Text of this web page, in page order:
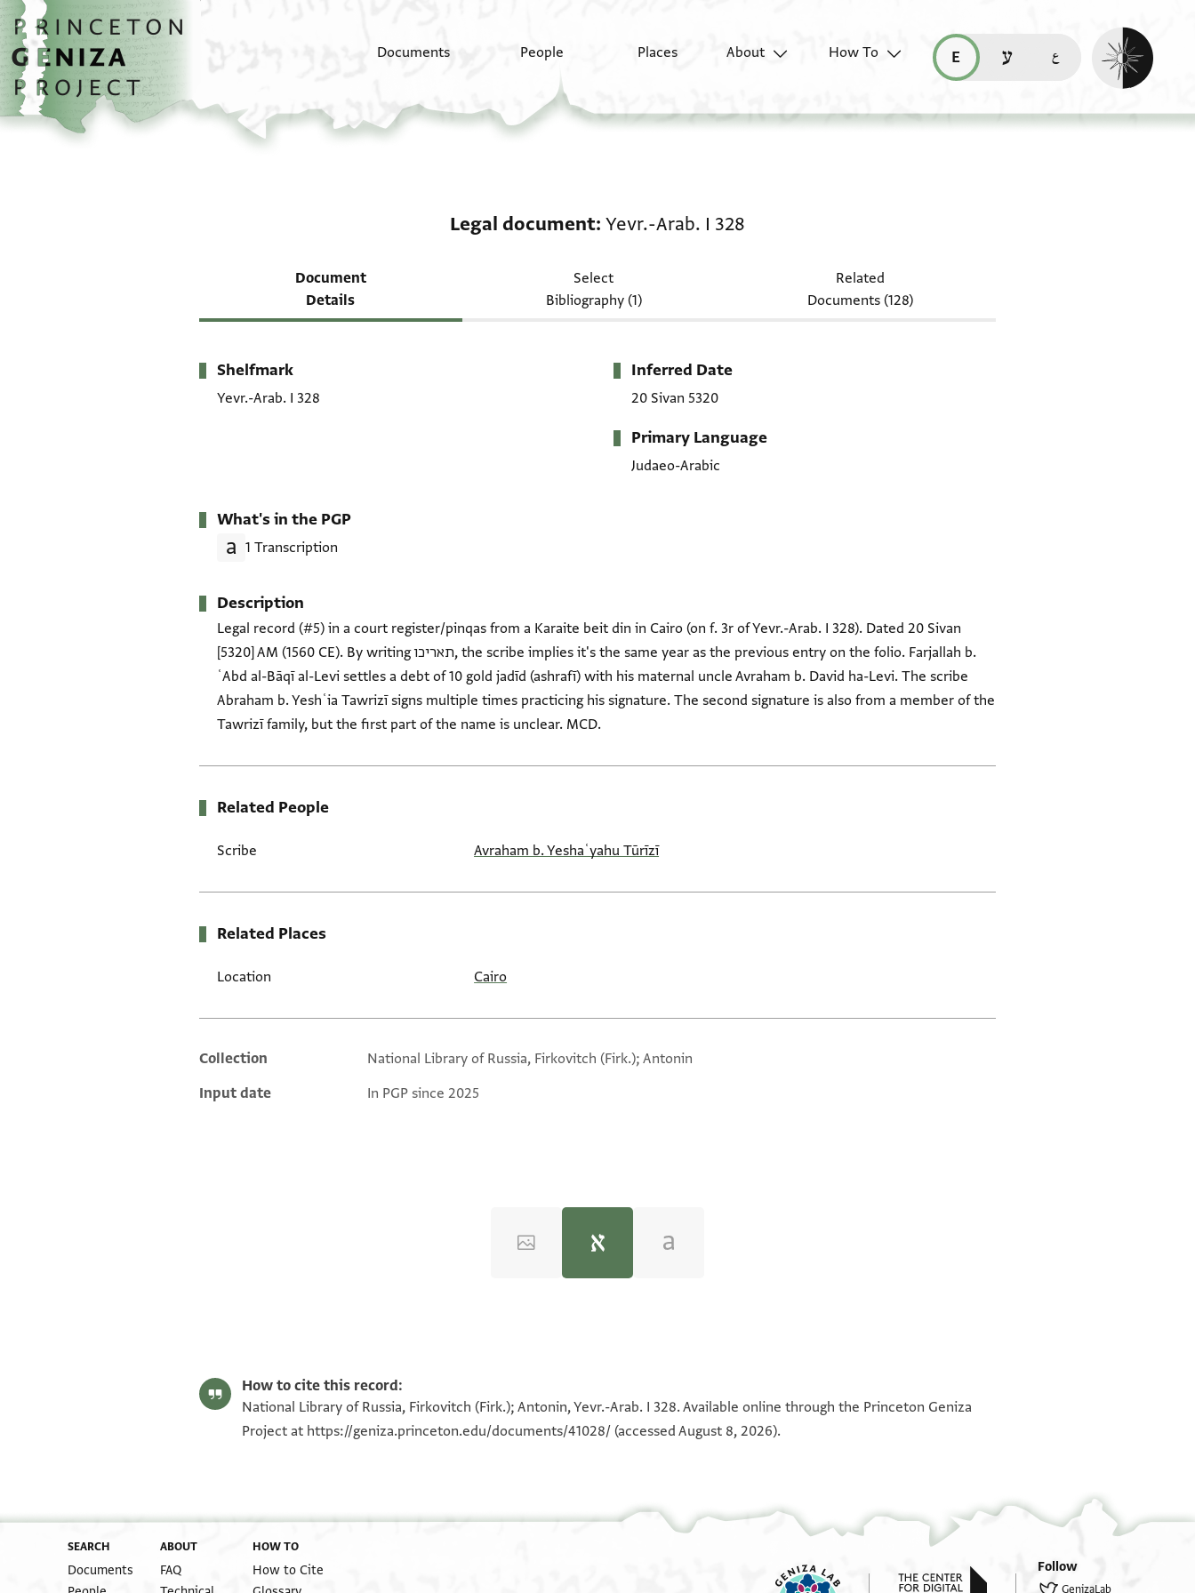
Skip to main content
home
Documents People Places About
How To
read this page in English (en)
קריאת העמוד ב-עברית (he)
Enable dark
Legal document Yevr.-Arab. I 328
Document
Details
Select
Bibliography (1)
Related
Documents (128)
Metadata
Shelfmark
Yevr.-Arab. I 328
Inferred Date
20 Sivan 5320
Primary Language
Judaeo-Arabic
What's in the PGP
1 Transcription
Description
Legal record (#5) in a court register/pinqas from a Karaite beit din in Cairo (on f. 3r of Yevr.-Arab. I 328). Dated 20 Sivan
[5320] AM (1560 CE). By writing תאריכו, the scribe implies it's the same year as the previous entry on the folio. Farjallah b.
ʿAbd al-Bāqī al-Levi settles a debt of 10 gold jadīd (ashrafī) with his maternal uncle Avraham b. David ha-Levi. The scribe
Abraham b. Yeshʿia Tawrizī signs multiple times practicing his signature. The second signature is also from a member of the
Tawrizī family, but the first part of the name is unclear. MCD.
Related People
Scribe Avraham b. Yeshaʿyahu Tūrīzī
Related Places
Location Cairo
Additional metadata
Collection
National Library of Russia, Firkovitch (Firk.); Antonin
Input date
In PGP since 2025
כתובה וכל זה על מנת שיהיו בלב שלם ובנפש חפצה ודרך ישרה וינהגו
הלוי על מה שכתוב ומפורש למעלה ומה שהיה לפנינו כתבנו וחקקנו
ונתנו לידי שניהם להיות בידם לראיה וזכות וזכרון עדות כחמר וכחזק
כל השטרות היפים והמעולין והתמימים כדת משה וישראל יבנו ויצליחו ושלום
How to cite this record:
National Library of Russia, Firkovitch (Firk.); Antonin, Yevr.-Arab. I 328. Available online through the Princeton Geniza
Project at https://geniza.princeton.edu/documents/41028/ (accessed August 8, 2026).
SEARCH
Documents
ABOUT
FAQ
HOW TO
How to Cite
Follow
GenizaLab